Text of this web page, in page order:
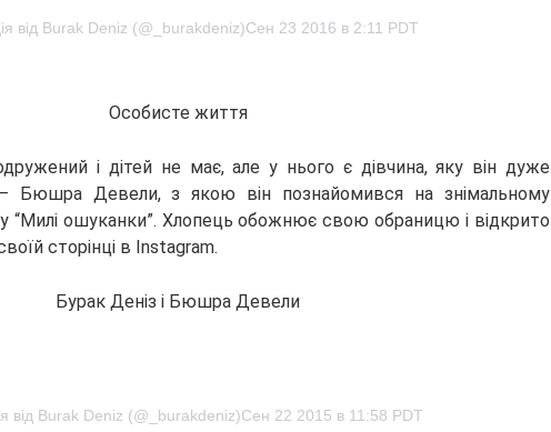
від Burak Deniz (@_burakdeniz)Сен 23 2016 в 2:11 PDT
Особисте життя
і дітей не має, але у нього є дівчина, яку він дуже
Бюшра Девели, з якою він познайомився на знімальному
“Милі ошуканки”. Хлопець обожнює свою обраницю і відкрито
сторінці в Instagram.
Бурак Деніз і Бюшра Девели
від Burak Deniz (@_burakdeniz)Сен 22 2015 в 11:58 PDT